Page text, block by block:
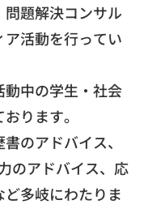
題解決コンサル
活動を行ってい
中の学生・社会
ります。
のアドバイス、
のアドバイス、応
多岐にわたりま